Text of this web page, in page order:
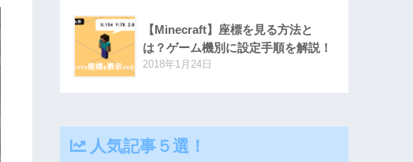
【Minecraft】座標を見る方法と
は？ゲーム機別に設定手順を解説！
2018年1月24日
人気記事５選！